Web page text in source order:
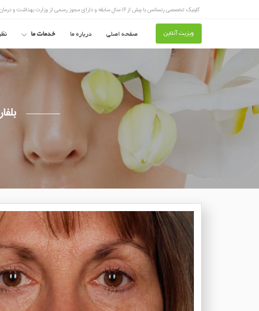
کلینیک تخصصی رنسانس با بیش از ۱۶ سال سابقه و دارای مجوز رسمی از وزارت بهداشت و درمان
صفحه اصلی درباره ما خدمات ما ویزیت آنلاین